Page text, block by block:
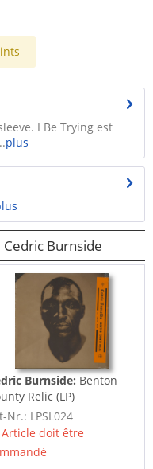
I Be Trying est
plus
Burnside
Burnside: Benton
Relic (LP)
Nr.: LPSL024
Article doit être